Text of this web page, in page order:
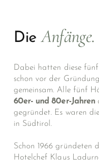
DieAnfänge.
Dabei hatten diese
schon vor der
gemeinsam. Alle fünf
60er- und 80er-Jahren
gegründet. Es waren
in Südtirol.
Schon 1966 gründeten
Hotelchef Klaus